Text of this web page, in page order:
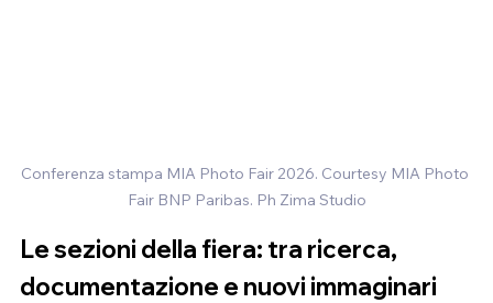
Conferenza stampa MIA Photo Fair 2026. Courtesy MIA Photo
Fair BNP Paribas. Ph Zima Studio
Le sezioni della fiera: tra ricerca,
documentazione e nuovi immaginari